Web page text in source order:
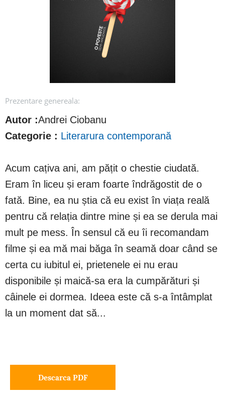
Prezentare genereala:
Autor :Andrei Ciobanu
Categorie : Literarura contemporană
Acum cațiva ani, am pățit o chestie ciudată.
Eram în liceu și eram foarte îndrăgostit de o
fată. Bine, ea nu știa că eu exist în viața reală
pentru că relația dintre mine și ea se derula mai
mult pe mess. În sensul că eu îi recomandam
filme și ea mă mai băga în seamă doar când se
certa cu iubitul ei, prietenele ei nu erau
disponibile și maică-sa era la cumpărături și
câinele ei dormea. Ideea este că s-a întâmplat
la un moment dat să...
Descarca PDF